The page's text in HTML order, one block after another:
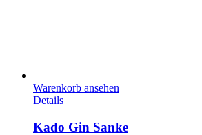
Warenkorb ansehen
Details
Kado Gin Sanke